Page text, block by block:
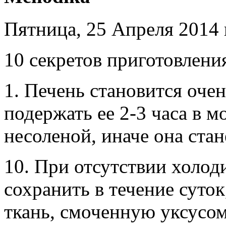
Пятница, 25 Апреля 2014
10 секретов
1. Печень становится
подержать ее 2-3 часа в
несоленой, иначе она
10. При отсутствии
сохранить в течение
ткань, смоченную